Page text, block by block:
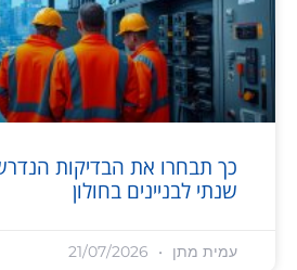
כך תבחרו את הבדיקות
שנתי לבניינים בחולון
עמית מתן